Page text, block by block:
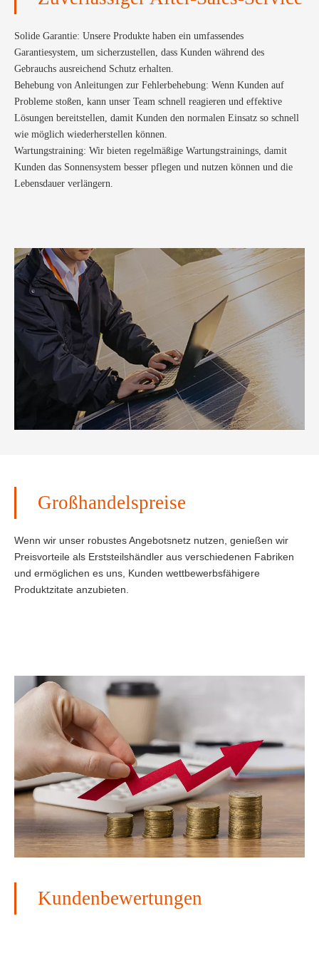
Solide Garantie: Unsere Produkte haben ein umfassendes
Garantiesystem, um sicherzustellen, dass Kunden während des
Gebrauchs ausreichend Schutz erhalten.
Behebung von Anleitungen zur Fehlerbehebung: Wenn Kunden auf
Probleme stoßen, kann unser Team schnell reagieren und effektive
Lösungen bereitstellen, damit Kunden den normalen Einsatz so schnell
wie möglich wiederherstellen können.
Wartungstraining: Wir bieten regelmäßige Wartungstrainings, damit
Kunden das Sonnensystem besser pflegen und nutzen können und die
Lebensdauer verlängern.
Großhandelspreise
Wenn wir unser robustes Angebotsnetz nutzen, genießen wir
Preisvorteile als Erststeilshändler aus verschiedenen Fabriken
und ermöglichen es uns, Kunden wettbewerbsfähigere
Produktzitate anzubieten.
Kundenbewertungen